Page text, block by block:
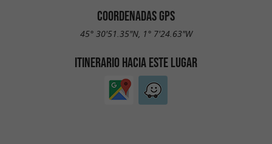
COORDENADAS GPS
45° 30'51.35"N, 1° 7'24.63"W
ITINERARIO HACIA ESTE LUGAR